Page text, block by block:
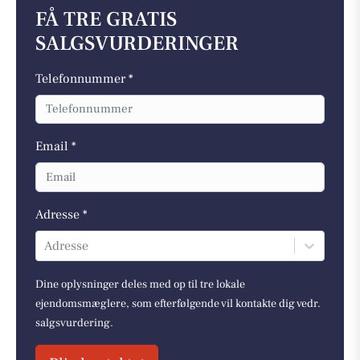
FÅ TRE GRATIS
SALGSVURDERINGER
Telefonnummer *
Email *
Adresse *
Adresse
Dine oplysninger deles med op til tre lokale
ejendomsmæglere, som efterfølgende vil kontakte dig vedr.
salgsvurdering.